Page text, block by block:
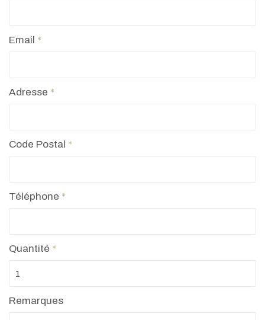
Email *
Adresse *
Code Postal *
Téléphone *
Quantité *
Remarques